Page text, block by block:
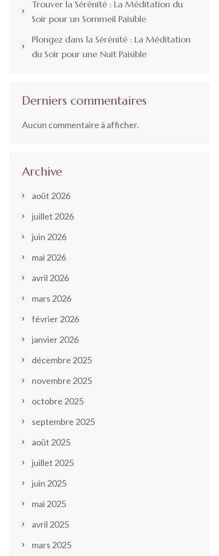
Trouver la Sérénité : La Méditation du
Soir pour un Sommeil Paisible
Plongez dans la Sérénité : La Méditation
du Soir pour une Nuit Paisible
Derniers commentaires
Aucun commentaire à afficher.
Archive
août 2026
juillet 2026
juin 2026
mai 2026
avril 2026
mars 2026
février 2026
janvier 2026
décembre 2025
novembre 2025
octobre 2025
septembre 2025
août 2025
juillet 2025
juin 2025
mai 2025
avril 2025
mars 2025